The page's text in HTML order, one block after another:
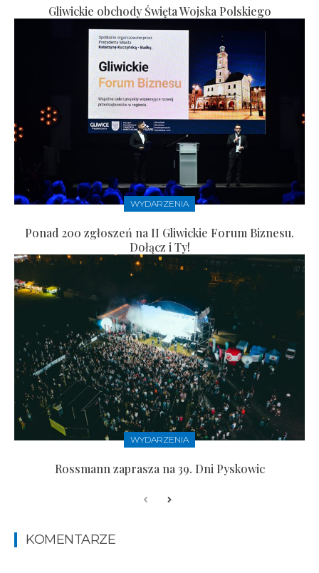
Gliwickie obchody Święta Wojska Polskiego
WYDARZENIA
Ponad 200 zgłoszeń na II Gliwickie Forum Biznesu.
Dołącz i Ty!
WYDARZENIA
Rossmann zaprasza na 39. Dni Pyskowic
KOMENTARZE